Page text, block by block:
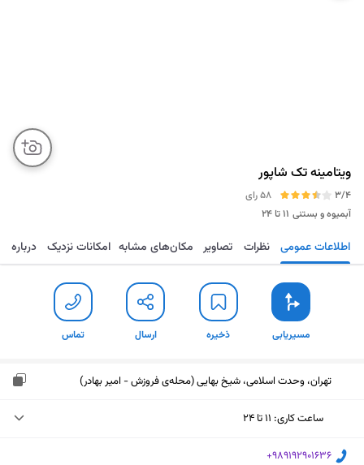
ویتامینه تک شاپور
3/4
58 رای
آبمیوه و بستنی ۱۱ تا ۲۴
مسیریابی ذخیره ارسال تماس اطلاعات عمومی نظرات تصاویر مکان‌های مشابه امکانات نزدیک درباره
مسیریابی ذخیره ارسال تماس
تهران، وحدت اسلامی، شیخ بهایی (محله‌ی فروزش - امیر بهادر)
ساعت کاری: ۱۱ تا ۲۴
شنبه (امروز)
‎+989192901636